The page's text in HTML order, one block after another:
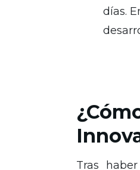
días.
Tras